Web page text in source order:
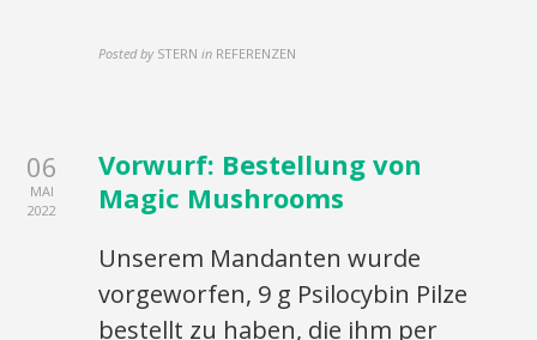
Posted by STERN in REFERENZEN
06
MAI
2022
Vorwurf: Bestellung von
Magic Mushrooms
Unserem Mandanten wurde
vorgeworfen, 9 g Psilocybin Pilze
bestellt zu haben, die ihm per